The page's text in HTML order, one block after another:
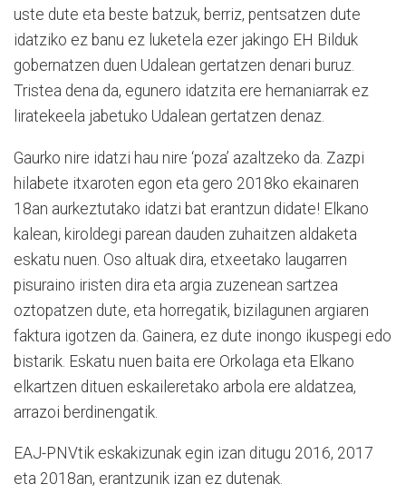
uste du­te eta beste batzuk, berriz, pen­tsatzen dute
idatziko ez banu ez luketela ezer jakingo EH Bil­duk
gobernatzen duen Uda­le­an gertatzen denari buruz.
Tristea dena da, egunero ida­tzita ere hernaniarrak ez
liratekeela jabetuko Udalean gertatzen denaz.
Gaurko nire idatzi hau nire ‘poza’ azaltzeko da. Zazpi
hilabete itxaroten egon eta gero 2018ko ekainaren
18an aurkeztutako idatzi bat erantzun di­date! Elkano
kalean, kiroldegi parean dauden zuhaitzen aldaketa
eskatu nuen. Oso altuak dira, etxeetako laugarren
pisuraino iristen dira eta argia zuzenean sartzea
oztopatzen dute, eta horregatik, bizilagunen argiaren
faktura igotzen da. Gainera, ez dute inongo ikuspegi edo
bistarik. Eskatu nu­en baita ere Orkolaga eta El­ka­no
elkartzen dituen eskaile­re­tako arbola ere aldatzea,
arrazoi berdinengatik.
EAJ-PNVtik eskakizunak egin izan ditugu 2016, 2017
eta 2018an, erantzunik izan ez dutenak.